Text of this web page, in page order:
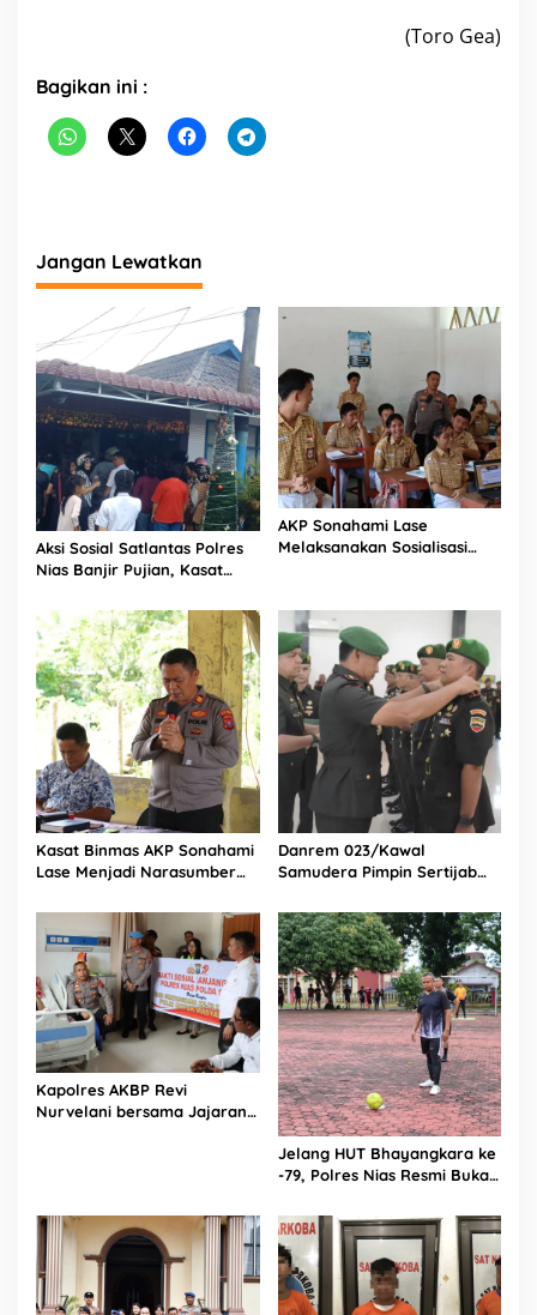
(Toro Gea)
Bagikan ini :
Jangan Lewatkan
Aksi Sosial Satlantas Polres
Nias Banjir Pujian, Kasat
Bagikan 1.000 Dus Kopi
Fresco untuk Warga di
Tengah Sulitnya Ekonomi
AKP Sonahami Lase
Melaksanakan Sosialisasi
Selatan
Kasat Binmas AKP Sonahami
Lase Menjadi Narasumber
Persekutuan Doa
Danrem 023/Kawal
Samudera Pimpin Sertijab
Kapolres AKBP Revi
Nurvelani bersama Jajaran
Jelang HUT Bhayangkara ke
-79, Polres Nias Resmi Buka